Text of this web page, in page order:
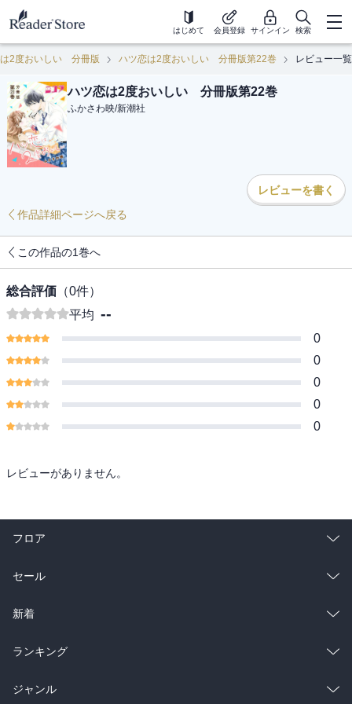
はじめて 会員登録 サインイン 検索
2度おいしい 分冊版 ハツ恋は2度おいしい 分冊版第22巻 レビュー一覧
ハツ恋は2度おいしい 分冊版第22巻
ふかさわ映/新潮社
レビューを書く
作品詳細ページへ戻る
この作品の1巻へ
総合評価 （0件）
平均 --
0
0
0
0
0
レビューがありません。
フロア
総合
ラノベ
雑誌・グラビア
BL・TL
セール
総合
ラノベ
雑誌・グラビア
新着
総合
ラノベ
ランキング
総合
ジャンル